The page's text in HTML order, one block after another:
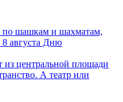
по шашкам и шахматам,
августа Дню
из центральной площади
А театр или